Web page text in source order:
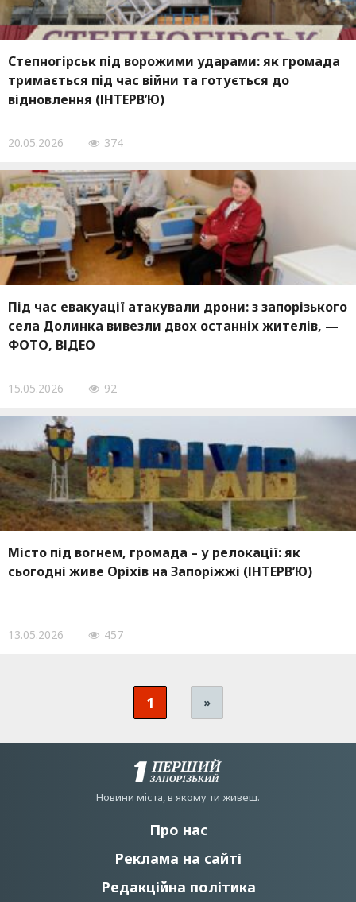
Степногірськ під ворожими ударами: як громада
тримається під час війни та готується до
відновлення (ІНТЕРВ’Ю)
20.05.2026 374
Під час евакуації атакували дрони: з запорізького
села Долинка вивезли двох останніх жителів, —
ФОТО, ВІДЕО
15.05.2026 92
Місто під вогнем, громада – у релокації: як
сьогодні живе Оріхів на Запоріжжі (ІНТЕРВ’Ю)
13.05.2026 457
1 »
Новини мiста, в якому ти живеш.
Про нас
Реклама на сайті
Редакційна політика